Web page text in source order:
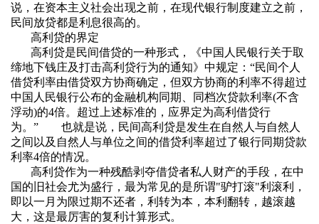
说，在资本主义社会出现之前，在现代银行制度建立之前，
民间放贷都是利息很高的。
高利贷的界定
高利贷是民间借贷的一种形式，《中国人民银行关于取
缔地下钱庄及打击高利贷行为的通知》中规定：“民间个人
借贷利率由借贷双方协商确定，但双方协商的利率不得超过
中国人民银行公布的金融机构同期、同档次贷款利率(不含
浮动)的4倍。超过上述标准的，应界定为高利借贷行
为。 ” 也就是说，民间高利贷是发生在自然人与自然人
之间以及自然人与单位之间的借贷利率超过了银行同期贷款
利率4倍的情况。
高利贷作为一种残酷剥夺借贷者私人财产的手段，在中
国的旧社会尤为盛行，最为常见的是所谓"驴打滚"利滚利，
即以一月为限过期不还者，利转为本，本利翻转，越滚越
大，这是最厉害的复利计算形式。